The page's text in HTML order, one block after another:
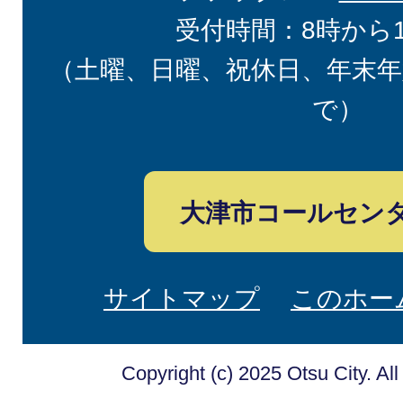
受付時間：8時から
（土曜、日曜、祝休日、年末
で）
大津市コールセン
サイトマップ このホ
Copyright (c) 2025 Otsu City.